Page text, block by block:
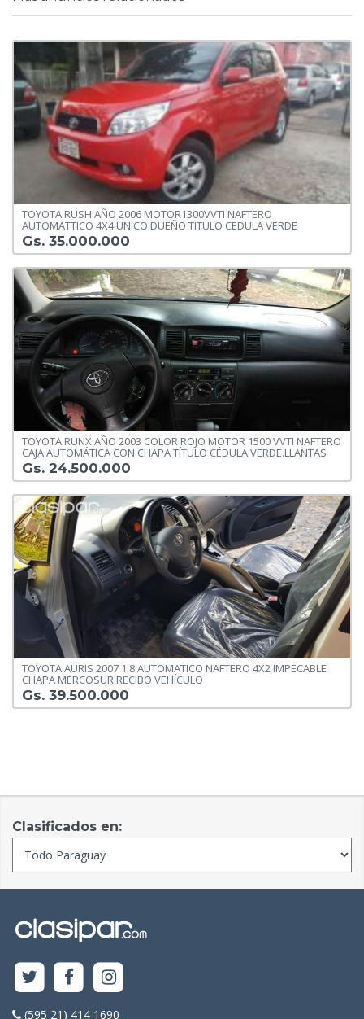
TOYOTA RUSH AÑO 2006 MOTOR1300VVTI NAFTERO
AUTOMATTICO 4X4 UNICO DUEÑO TITULO CEDULA VERDE
Gs. 35.000.000
TOYOTA RUNX AÑO 2003 COLOR ROJO MOTOR 1500 VVTI NAFTERO
CAJA AUTOMÁTICA CON CHAPA TÍTULO CÉDULA VERDE.LLANTAS
Gs. 24.500.000
TOYOTA AURIS 2007 1.8 AUTOMATICO NAFTERO 4X2 IMPECABLE
CHAPA MERCOSUR RECIBO VEHÍCULO
Gs. 39.500.000
Clasificados en:
(595 21) 414 1690